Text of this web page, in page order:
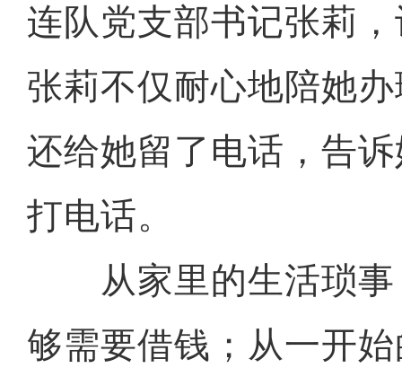
连队党支部书记张莉
张莉不仅耐心地陪她
还给她留了电话，告
打电话。
从家里的生活琐事
够需要借钱；从一开